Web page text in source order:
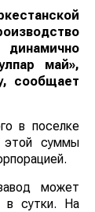
май»,
, сообщает
в поселке
этой суммы
может
в сутки. На